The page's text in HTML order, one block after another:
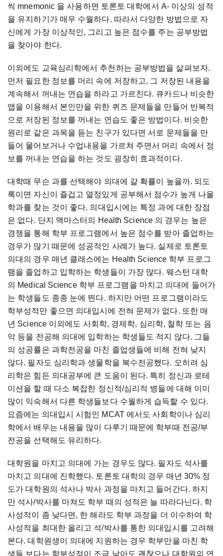
씩 mnemonic 을 사용하면 토론토 대학에서 A- 이상의 성적
을 유지하기가 매우 수월하다. 따라서 다양한 방법으로 자
신에게 가장 이상적인, 그리고 높은 점수를 주는 공부방법
을 찾아야 한다.
이외에도 교육심리학에서 추천하는 공부방법을 살펴보자.
먼저 필요한 정보를 머리 속에 저장하고, 그 저장된 내용을
계속해서 꺼내는 연습을 하라고 가르친다. 큐카드나 비슷한
앱을 이용해서 본인만을 위한 퀴즈 문제들을 만들어 반복적
으로 저장된 정보를 꺼내는 연습도 좋은 방법이다. 비슷한
원리로 같은 과목을 듣는 친구가 있다면 서로 문제들을 만
들어 물어보거나 수업내용을 가르쳐 주면서 머리 속에서 정
보를 꺼내는 연습을 하는 것도 굉장히 효과적이다.
대학때 무슨 과를 선택해야 의대에 갈 확률이 높을까. 되도
록이면 자신이 즐겁고 열정있게 공부해서 점수가 높게 나올
학과를 찾는 것이 좋다. 의대입시에는 특정 과에 대한 장점
은 없다. 단지 맥마스터의 Health Science 의 경우는 높은
경쟁을 통해 학부 프로그램에서 높은 점수를 받아 졸업하는
경우가 많기 때문에 성공적인 사례가 높다. 실제로 토론토
의대의 경우 매년 클래스에는 Health Science 학부 프로그
램을 졸업하고 입학하는 학생들이 가장 많다. 웨스턴 대학
의 Medical Science 학부 프로그램을 마치고 의대에 들어가
는 학생들도 종종 눈에 띈다. 하지만 어떤 프로그램이라도
학부성적만 좋으면 의대입시에 전혀 문제가 없다. 또한 매
년 Science 이외에도 사회학, 경제학, 심리학, 철학 또는 음
악 등을 전공해 의대에 입학하는 학생들도 적지 않다. 그들
의 성공률은 과학전공을 마친 졸업생들에 비해 전혀 낮지
않다. 필자도 심리학과 생물학을 복수전공했다. 오히려 심
리학은 힘든 의대공부에 큰 도움이 된다. 특히 정신과 로테
이션을 할 때 다소 복잡한 정신적/심리적 병들에 대해 이미
많이 익숙해서 다른 학생들보다 수월하게 습득할 수 있다.
요즘에는 의대입시 시험인 MCAT 에서도 사회학이나 심리
학에서 배우는 내용을 많이 다루기 때문에 학부때 전공/부
전공을 선택해도 유리하다.
대학원을 마치고 의대에 가는 경우도 많다. 필자도 석사를
마치고 의대에 진학했다. 토론토 대학의 경우 매년 30% 정
도가 대학원의 석사나 박사 과정을 마치고 들어간다. 하지
만 석사/박사를 마쳐도 학부 때의 성적은 늘 따라다닌다. 학
사성적이 좀 낮다면, 한 해라도 학부 과정을 더 이수하여 학
사성적을 최대한 올리고 석/박사를 통한 의대입시를 고려해
본다. 대학원생이 의대에 지원하는 경우 학부만을 마친 학
생들 보다는 학부성적이 조금 낮아도 괜찮으나 대학원의 연